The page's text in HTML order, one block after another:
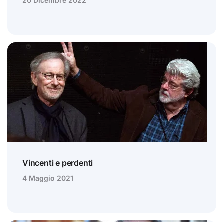
Vincenti e perdenti
4 Maggio 2021